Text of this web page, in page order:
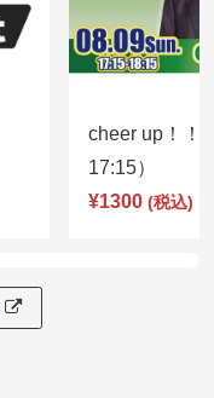
cheer up！
17:15）
¥1300 (税込)